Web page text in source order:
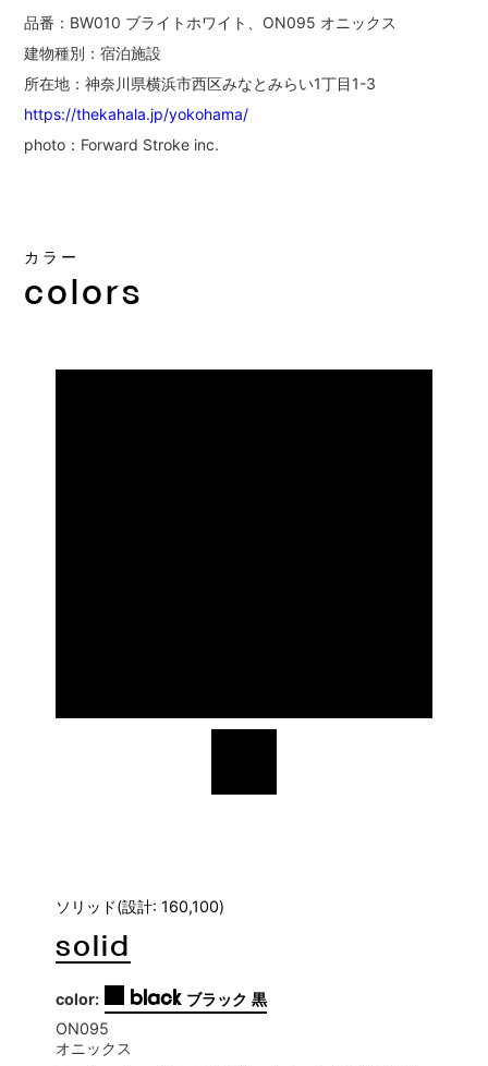
品番：BW010 ブライトホワイト、ON095 オニックス
建物種別：宿泊施設
所在地：神奈川県横浜市西区みなとみらい1丁目1-3
https://thekahala.jp/yokohama/
photo：Forward Stroke inc.
カラー
colors
ソリッド(設計: 160,100)
solid
color: black ブラック 黒
ON095
オニックス